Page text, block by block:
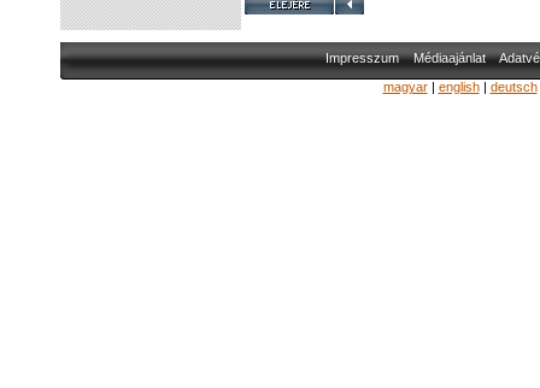
Impresszum Médiaajánlat
magyar| english| deutsch